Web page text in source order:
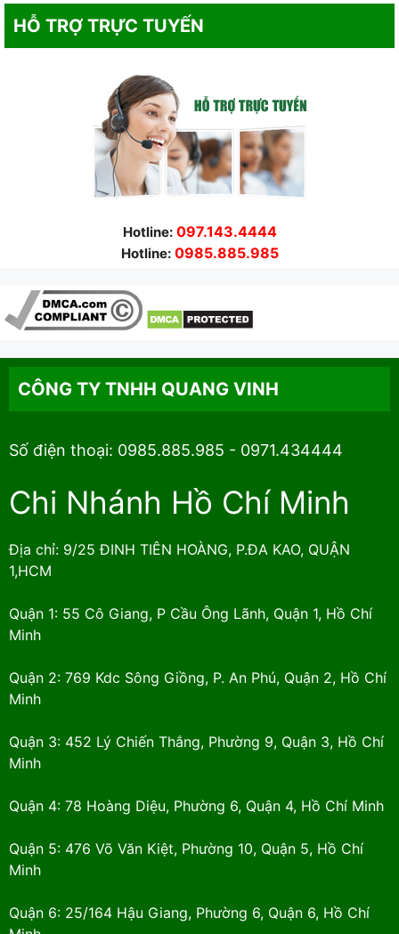
HỖ TRỢ TRỰC TUYẾN
Hotline: 097.143.4444
Hotline: 0985.885.985
CÔNG TY TNHH QUANG VINH
Số điện thoại: 0985.885.985 - 0971.434444
Chi Nhánh Hồ Chí Minh
Địa chỉ: 9/25 ĐINH TIÊN HOÀNG, P.ĐA KAO, QUẬN
1,HCM
Quận 1: 55 Cô Giang, P Cầu Ông Lãnh, Quận 1, Hồ Chí
Minh
Quận 2: 769 Kdc Sông Giồng, P. An Phú, Quận 2, Hồ Chí
Minh
Quận 3: 452 Lý Chiến Thắng, Phường 9, Quận 3, Hồ Chí
Minh
Quận 4: 78 Hoàng Diệu, Phường 6, Quận 4, Hồ Chí Minh
Quận 5: 476 Võ Văn Kiệt, Phường 10, Quận 5, Hồ Chí
Minh
Quận 6: 25/164 Hậu Giang, Phường 6, Quận 6, Hồ Chí